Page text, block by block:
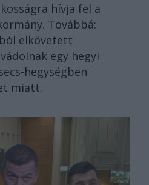
hívja fel a
Továbbá:
elkövetett
egy hegyi
hegységben
miatt.